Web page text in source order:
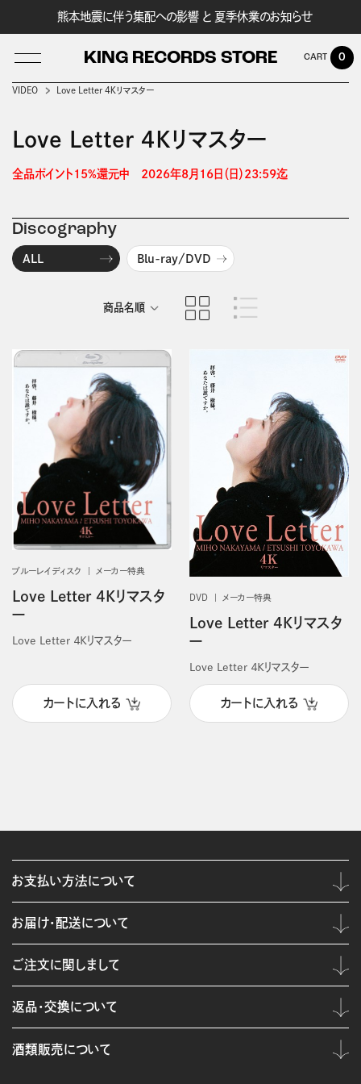
熊本地震に伴う集配への影響 と 夏季休業のお知らせ
KING RECORDS STORE 0
VIDEO Love Letter ４Ｋリマスター
Love Letter ４Ｋリマスター
全品ポイント15%還元中　2026年8月16日（日）23:59迄
Discography
ALL Blu-ray/DVD
商品名順
ブルーレイディスク メーカー特典
Love Letter 4Kリマスタ
ー
Love Letter ４Ｋリマスター
カートに入れる
DVD メーカー特典
Love Letter 4Kリマスタ
ー
Love Letter ４Ｋリマスター
カートに入れる
お支払い方法について
お届け・配送について
ご注文に関しまして
返品・交換について
酒類販売について